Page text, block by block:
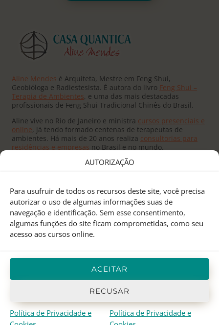
AUTORIZAÇÃO
Para usufruir de todos os recursos deste site, você precisa
autorizar o uso de algumas informações suas de
navegação e identificação. Sem esse consentimento,
algumas funções do site ficam comprometidas, como seu
acesso aos cursos online.
ACEITAR
RECUSAR
Política de Privacidade e
Política de Privacidade e
Aline Mendes é Arquiteta, Mestre em Feng Shui,
Geobióloga e Radiestesista. É autora do livro Feng Shui –
Terapia de Ambientes, e uma das mais destacadas
profissionais de Feng Shui Tradicional Chinês do Brasil.
Aline vive no Rio de Janeiro e ministra cursos presenciais e
online, já tendo formado centenas de terapeutas de
ambientes. Há mais de 20 anos realiza consultorias para
residências e empresas no Brasil e no mundo.
Fundado pelo Mestre Joseph Yu no Canadá, o
Feng Shui
Research Centeré um centro de pesquisas e treinamento
em Feng Shui Tradicional Chinês, Astrologia Chinesa e I
Aline Mendesrepresenta o FSRC no Brasil desde 2000, e
título de Mestre
únicaMentora Oficialdo FSRC em língua portuguesa.
© 1998-2026 Aline Mendes · Casa Quantica